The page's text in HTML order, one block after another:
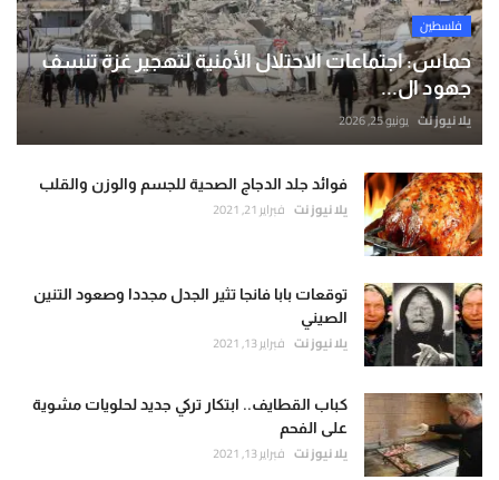
فلسطين
حماس: اجتماعات الاحتلال الأمنية لتهجير غزة تنسف
جهود ال...
يلا نيوز نت يونيو 25, 2026
فوائد جلد الدجاج الصحية للجسم والوزن والقلب
يلا نيوز نت فبراير 21, 2021
توقعات بابا فانجا تثير الجدل مجددا وصعود التنين
الصيني
يلا نيوز نت فبراير 13, 2021
كباب القطايف.. ابتكار تركي جديد لحلويات مشوية
على الفحم
يلا نيوز نت فبراير 13, 2021